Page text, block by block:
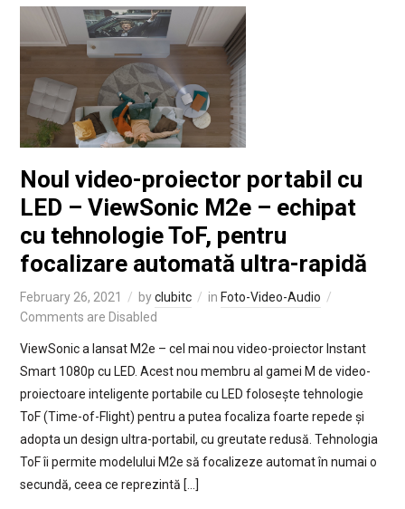
Noul video-proiector portabil cu
LED – ViewSonic M2e – echipat
cu tehnologie ToF, pentru
focalizare automată ultra-rapidă
February 26, 2021 byclubitc in Foto-Video-Audio
Comments are Disabled
ViewSonic a lansat M2e – cel mai nou video-proiector Instant
Smart 1080p cu LED. Acest nou membru al gamei M de video-
proiectoare inteligente portabile cu LED folosește tehnologie
ToF (Time-of-Flight) pentru a putea focaliza foarte repede și
adopta un design ultra-portabil, cu greutate redusă. Tehnologia
ToF îi permite modelului M2e să focalizeze automat în numai o
secundă, ceea ce reprezintă […]